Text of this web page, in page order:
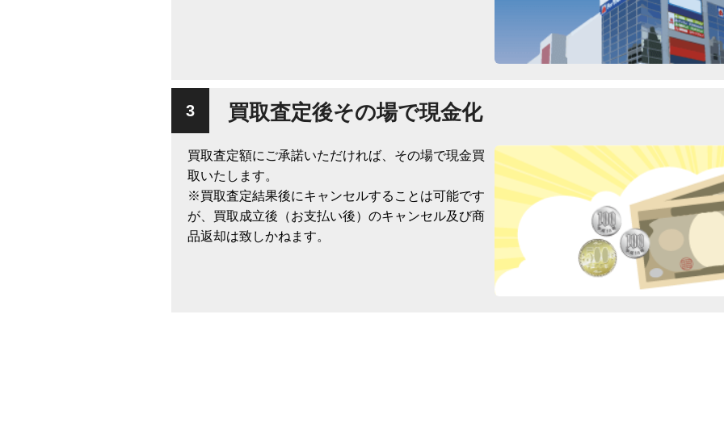
買取査定後その場で現金化
買取査定額にご承諾いただければ、その場で現金買
取いたします。
※買取査定結果後にキャンセルすることは可能です
が、買取成立後（お支払い後）のキャンセル及び商
品返却は致しかねます。